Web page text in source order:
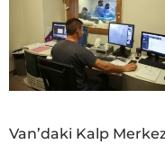
Van’daki Kalp